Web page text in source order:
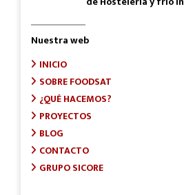
Nuestra web
INICIO
SOBRE FOODSAT
¿QUÉ HACEMOS?
PROYECTOS
BLOG
CONTACTO
GRUPO SICORE